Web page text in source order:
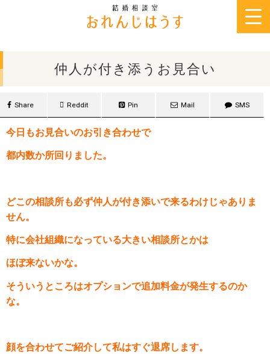
仲人が付き添うお見合い
Share Reddit Pin Mail SMS
今日もお見合いのお引き合わせで
都内数か所回りました。
どこの相談所も必ず仲人が付き添いで来るわけじゃありま
せん。
特に会社組織になっている大きい相談所とかは
ほぼ来ないかな。
そういうところはオプションで追加料金が発生するのか
な。
顔を合わせてご紹介して私はすぐ退席します。